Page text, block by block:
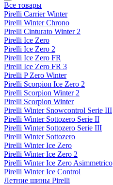
Все товары
Pirelli Carrier Winter
Pirelli Winter Chrono
Pirelli Cinturato Winter 2
Pirelli Ice Zero
Pirelli Ice Zero 2
Pirelli Ice Zero FR
Pirelli Ice Zero FR 3
Pirelli P Zero Winter
Pirelli Scorpion Ice Zero 2
Pirelli Scorpion Winter 2
Pirelli Scorpion Winter
Pirelli Winter Snowcontrol Serie III
Pirelli Winter Sottozero Serie II
Pirelli Winter Sottozero Serie III
Pirelli Winter Sottozero
Pirelli Winter Ice Zero
Pirelli Winter Ice Zero 2
Pirelli Winter Ice Zero Asimmetrico
Pirelli Winter Ice Control
Летние шины Pirelli